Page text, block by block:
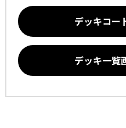
デッキコー
デッキ一覧